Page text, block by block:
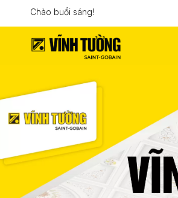
Chào buổi sáng!